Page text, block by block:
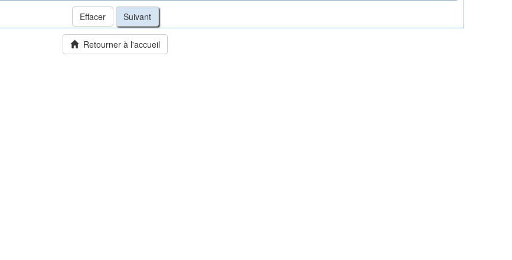
Retourner à l'accueil